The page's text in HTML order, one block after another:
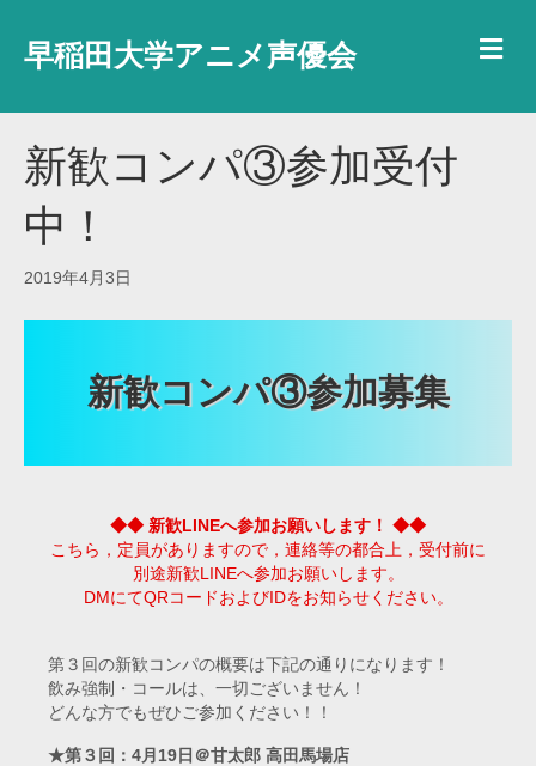
早稲田大学アニメ声優会 メ
新歓コンパ③参加受付
中！
2019年4月3日
新歓コンパ③参加募集
◆◆ 新歓LINEへ参加お願いします！ ◆◆
こちら，定員がありますので，連絡等の都合上，受付前に
別途新歓LINEへ参加お願いします。
DMにてQRコードおよびIDをお知らせください。
第３回の新歓コンパの概要は下記の通りになります！
飲み強制・コールは、一切ございません！
どんな方でもぜひご参加ください！！
★第３回：4月19日＠甘太郎 高田馬場店